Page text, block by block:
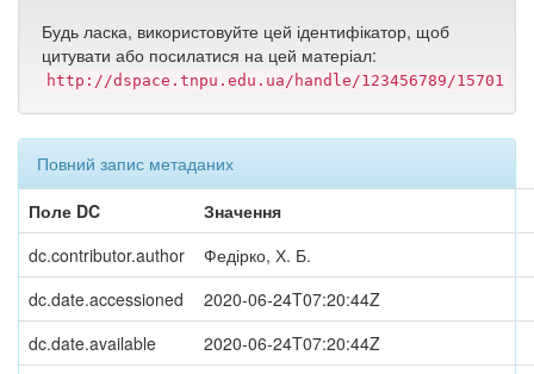
Будь ласка, використовуйте цей ідентифікатор, щоб
цитувати або посилатися на цей матеріал:
http://dspace.tnpu.edu.ua/handle/123456789/15701
Повний запис метаданих
Поле DC
Значення
dc.contributor.author
Федірко, Х. Б.
dc.date.accessioned
2020-06-24T07:20:44Z
dc.date.available
2020-06-24T07:20:44Z